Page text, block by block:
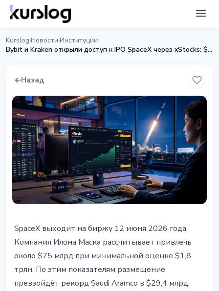
Kurslog›Новости›Институции›
Bybit и Kraken открыли доступ к IPO SpaceX через xStocks: $1,8 трлн и рекорд
←Назад
Bybit и Kraken открыли
токенизированный доступ к IPO
SpaceX: $1,8 трлн и рекордное
размещение
SpaceX выходит на биржу 12 июня 2026 года.
Компания Илона Маска рассчитывает привлечь
около $75 млрд при минимальной оценке $1,8
трлн. По этим показателям размещение
превзойдёт рекорд Saudi Aramco в $29,4 млрд,